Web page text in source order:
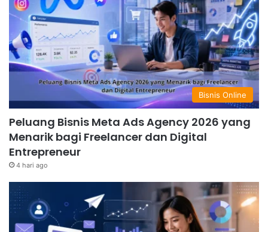
Bisnis Online
Peluang Bisnis Meta Ads Agency 2026 yang
Menarik bagi Freelancer dan Digital
Entrepreneur
4 hari ago